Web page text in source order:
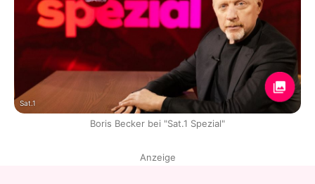
Sat.1
Boris Becker bei "Sat.1 Spezial"
Anzeige